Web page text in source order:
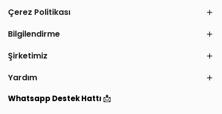
Çerez Politikası
Bilgilendirme
Şirketimiz
Yardım
Whatsapp Destek Hattı 📩